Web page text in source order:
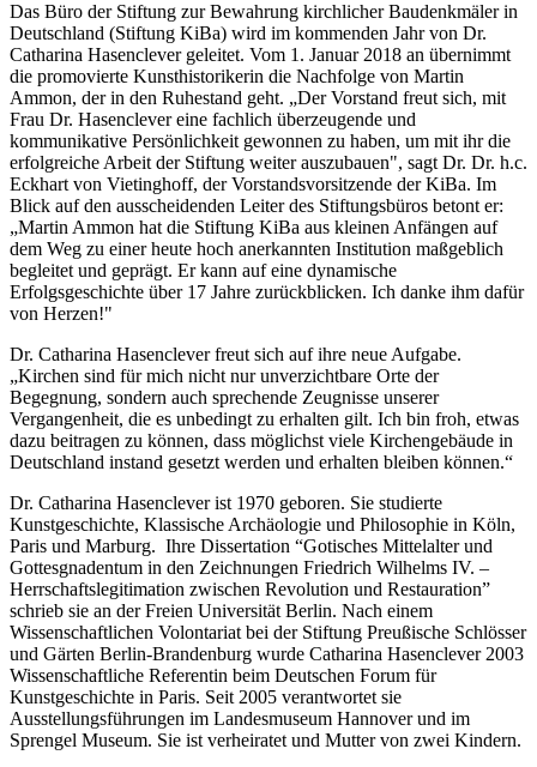
Das Büro der Stiftung zur Bewahrung kirchlicher Baudenkmäler in
Deutschland (Stiftung KiBa) wird im kommenden Jahr von Dr.
Catharina Hasenclever geleitet. Vom 1. Januar 2018 an übernimmt
die promovierte Kunsthistorikerin die Nachfolge von Martin
Ammon, der in den Ruhestand geht. „Der Vorstand freut sich, mit
Frau Dr. Hasenclever eine fachlich überzeugende und
kommunikative Persönlichkeit gewonnen zu haben, um mit ihr die
erfolgreiche Arbeit der Stiftung weiter auszubauen", sagt Dr. Dr. h.c.
Eckhart von Vietinghoff, der Vorstandsvorsitzende der KiBa. Im
Blick auf den ausscheidenden Leiter des Stiftungsbüros betont er:
„Martin Ammon hat die Stiftung KiBa aus kleinen Anfängen auf
dem Weg zu einer heute hoch anerkannten Institution maßgeblich
begleitet und geprägt. Er kann auf eine dynamische
Erfolgsgeschichte über 17 Jahre zurückblicken. Ich danke ihm dafür
von Herzen!"
Dr. Catharina Hasenclever freut sich auf ihre neue Aufgabe.
„Kirchen sind für mich nicht nur unverzichtbare Orte der
Begegnung, sondern auch sprechende Zeugnisse unserer
Vergangenheit, die es unbedingt zu erhalten gilt. Ich bin froh, etwas
dazu beitragen zu können, dass möglichst viele Kirchengebäude in
Deutschland instand gesetzt werden und erhalten bleiben können.“
Dr. Catharina Hasenclever ist 1970 geboren. Sie studierte
Kunstgeschichte, Klassische Archäologie und Philosophie in Köln,
Paris und Marburg. Ihre Dissertation “Gotisches Mittelalter und
Gottesgnadentum in den Zeichnungen Friedrich Wilhelms IV. –
Herrschaftslegitimation zwischen Revolution und Restauration”
schrieb sie an der Freien Universität Berlin. Nach einem
Wissenschaftlichen Volontariat bei der Stiftung Preußische Schlösser
und Gärten Berlin-Brandenburg wurde Catharina Hasenclever 2003
Wissenschaftliche Referentin beim Deutschen Forum für
Kunstgeschichte in Paris. Seit 2005 verantwortet sie
Ausstellungsführungen im Landesmuseum Hannover und im
Sprengel Museum. Sie ist verheiratet und Mutter von zwei Kindern.